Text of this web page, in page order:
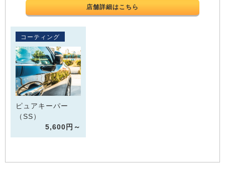
店舗詳細はこちら
コーティング
ピュアキーパー
（SS）
5,600円～